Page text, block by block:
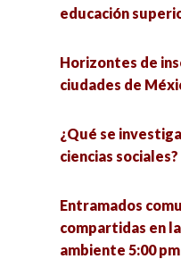
Pymes innovadoras
La otra economía.
estado de Jalisco y
educación
Horizontes de
ciudades de
¿Qué se
ciencias sociales?
Entramados
compartidas en
ambiente 5:00 pm